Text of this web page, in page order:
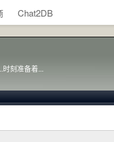
Chat2DB
刻准备着...